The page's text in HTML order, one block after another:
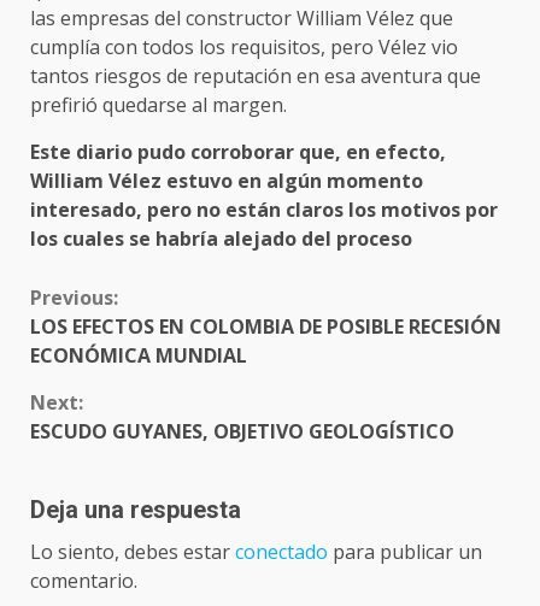
las empresas del constructor William Vélez que
cumplía con todos los requisitos, pero Vélez vio
tantos riesgos de reputación en esa aventura que
prefirió quedarse al margen.
Este diario pudo corroborar que, en efecto,
William Vélez estuvo en algún momento
interesado, pero no están claros los motivos por
los cuales se habría alejado del proceso
CONTINUE
READING
Previous:
LOS EFECTOS EN COLOMBIA DE POSIBLE RECESIÓN
ECONÓMICA MUNDIAL
Next:
ESCUDO GUYANES, OBJETIVO GEOLOGÍSTICO
Deja una respuesta
Lo siento, debes estarconectado para publicar un
comentario.